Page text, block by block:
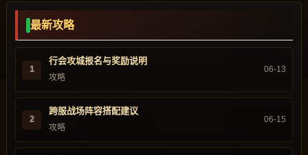
最新攻略
1
行会攻城报名与奖励说明
攻略
06-13
2
跨服战场阵容搭配建议
攻略
06-15